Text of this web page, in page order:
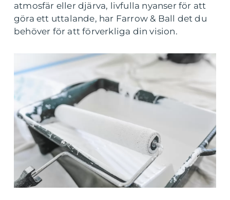
atmosfär eller djärva, livfulla nyanser för att
göra ett uttalande, har Farrow & Ball det du
behöver för att förverkliga din vision.